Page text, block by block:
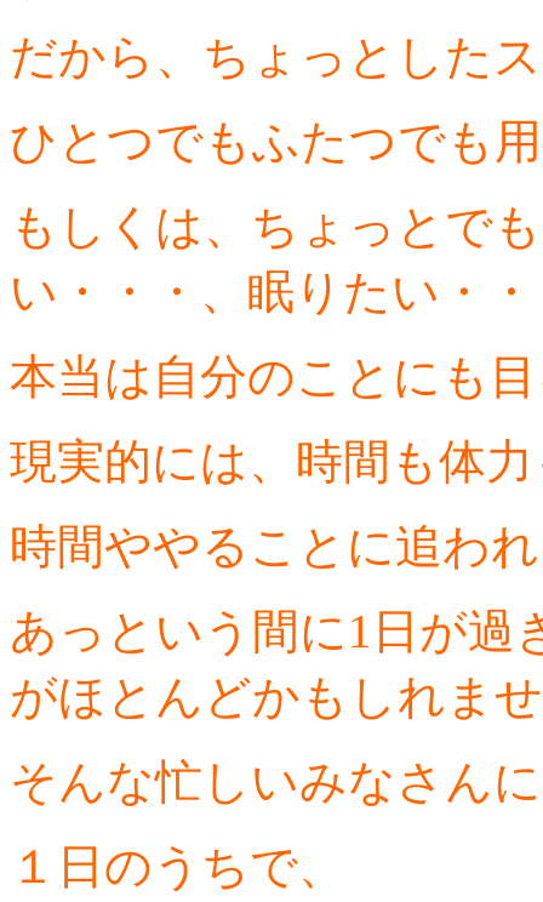
だから、ちょっとした
ひとつでもふたつでも
もしくは、ちょっとで
い・・・、眠りたい・
本当は自分のことにも
現実的には、時間も体
時間ややることに追わ
あっという間に1日が過
がほとんどかもしれま
そんな忙しいみなさん
１日のうちで、